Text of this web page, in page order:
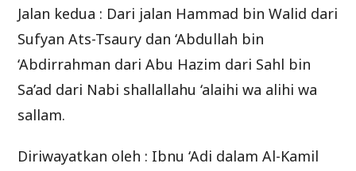
Jalan kedua : Dari jalan Hammad bin Walid dari
Sufyan Ats-Tsaury dan ‘Abdullah bin
‘Abdirrahman dari Abu Hazim dari Sahl bin
Sa’ad dari Nabi shallallahu ‘alaihi wa alihi wa
sallam.
Diriwayatkan oleh : Ibnu ‘Adi dalam Al-Kamil